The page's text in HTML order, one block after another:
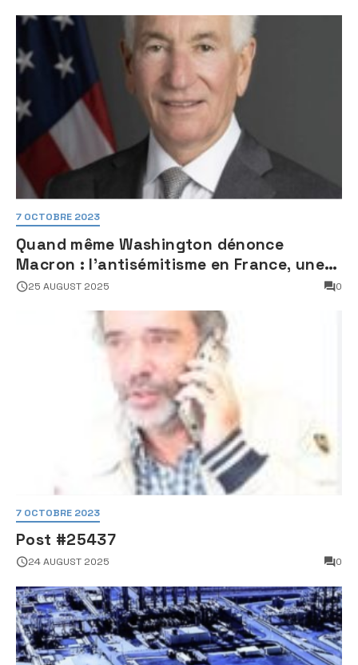
7 OCTOBRE 2023
Quand même Washington dénonce
Macron : l’antisémitisme en France, une
faillite d’État
25 AUGUST 2025 0
7 OCTOBRE 2023
Post #25437
24 AUGUST 2025 0